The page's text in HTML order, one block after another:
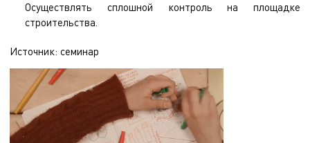
Осуществлять сплошной контроль на площадке
строительства.
Источник: семинар